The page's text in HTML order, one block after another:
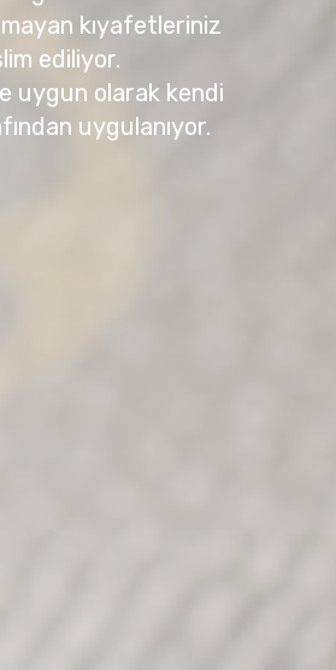
kıyafetleriniz
ediliyor.
uygun olarak kendi
uygulanıyor.